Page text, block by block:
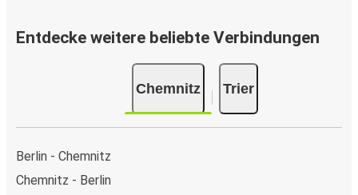
Entdecke weitere beliebte Verbindungen
Chemnitz Trier
Berlin - Chemnitz
Chemnitz - Berlin